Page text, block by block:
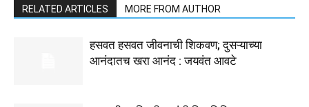
RELATED ARTICLES MORE FROM AUTHOR
हसवत हसवत जीवनाची शिकवण; दुसऱ्याच्या
आनंदातच खरा आनंद : जयवंत आवटे